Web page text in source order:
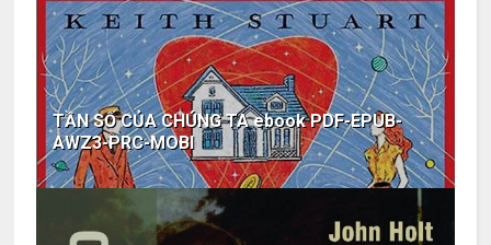
TẦN SỐ CỦA CHÚNG TA ebook PDF-EPUB-
AWZ3-PRC-MOBI